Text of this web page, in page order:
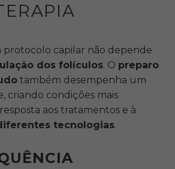
protocolo capilar não depende
dos folículos. O preparo
também desempenha um
criando condições mais
aos tratamentos e à
tecnologias.